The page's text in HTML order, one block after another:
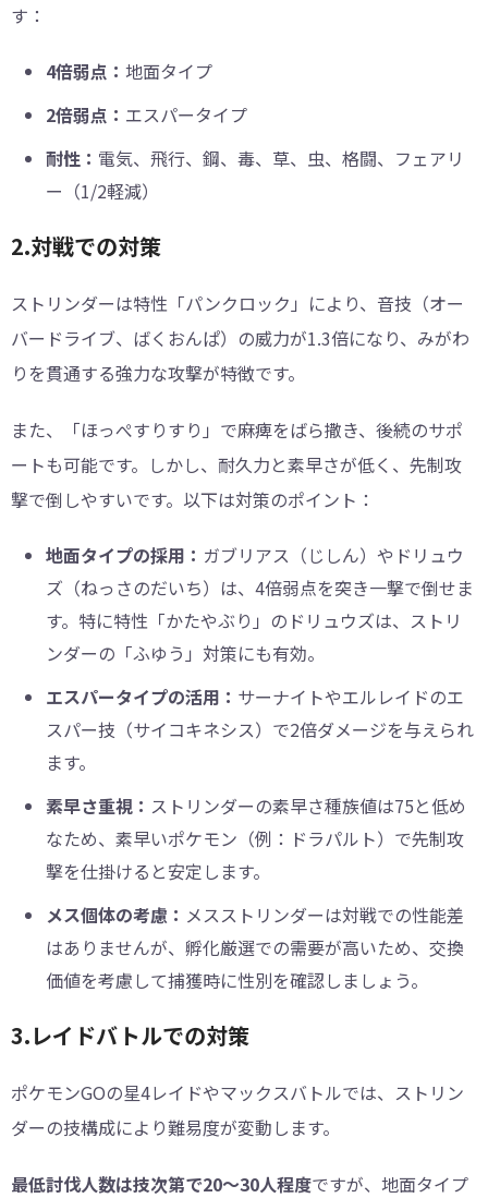
す：
4倍弱点： 地面タイプ
2倍弱点： エスパータイプ
耐性： 電気、飛行、鋼、毒、草、虫、格闘、フェアリ
ー（1/2軽減）
2.対戦での対策
ストリンダーは特性「パンクロック」により、音技（オー
バードライブ、ばくおんぱ）の威力が1.3倍になり、みがわ
りを貫通する強力な攻撃が特徴です。
また、「ほっぺすりすり」で麻痺をばら撒き、後続のサポ
ートも可能です。しかし、耐久力と素早さが低く、先制攻
撃で倒しやすいです。以下は対策のポイント：
地面タイプの採用： ガブリアス（じしん）やドリュウ
ズ（ねっさのだいち）は、4倍弱点を突き一撃で倒せま
す。特に特性「かたやぶり」のドリュウズは、ストリ
ンダーの「ふゆう」対策にも有効。
エスパータイプの活用： サーナイトやエルレイドのエ
スパー技（サイコキネシス）で2倍ダメージを与えられ
ます。
素早さ重視： ストリンダーの素早さ種族値は75と低め
なため、素早いポケモン（例：ドラパルト）で先制攻
撃を仕掛けると安定します。
メス個体の考慮： メスストリンダーは対戦での性能差
はありませんが、孵化厳選での需要が高いため、交換
価値を考慮して捕獲時に性別を確認しましょう。
3.レイドバトルでの対策
ポケモンGOの星4レイドやマックスバトルでは、ストリン
ダーの技構成により難易度が変動します。
最低討伐人数は技次第で20～30人程度ですが、地面タイプ